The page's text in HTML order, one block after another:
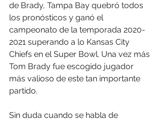
de Brady, Tampa Bay quebró todos
los pronósticos y ganó el
campeonato de la temporada 2020-
2021 superando a lo Kansas City
Chiefs en el Super Bowl. Una vez más
Tom Brady fue escogido jugador
más valioso de este tan importante
partido.
Sin duda cuando se habla de